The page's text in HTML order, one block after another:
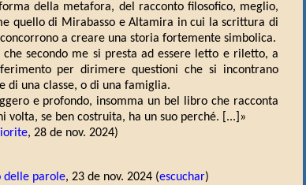
della metafora, del racconto filosofico, meglio,
quello di Mirabasso e Altamira in cui la scrittura di
a creare una storia fortemente simbolica.
secondo me si presta ad essere letto e riletto, a
per dirimere questioni che si incontrano
una classe, o di una famiglia.
e profondo, insomma un bel libro che racconta
volta, se ben costruita, ha un suo perché. [...]»
, 28 de nov. 2024)
delle parole, 23 de nov. 2024 (escuchar)